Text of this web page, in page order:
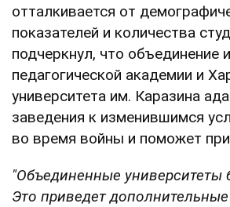
отталкивается от
показателей и количества
подчеркнул, что объединение
педагогической академии и
университета им. Каразина
заведения к изменившимся
во время войны и поможет
"Объединенные
Это приведет